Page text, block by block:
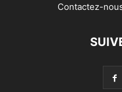
Contactez-